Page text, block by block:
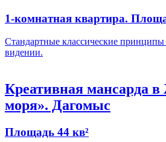
1-комнатная квартира.
Стандартные классические
видении.
Креативная мансарда
моря». Дагомыс
Площадь 44 кв²